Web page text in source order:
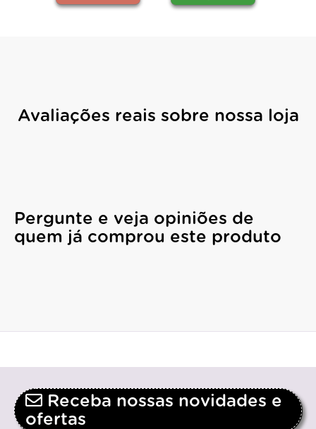
Avaliações reais sobre nossa loja
Pergunte e veja opiniões de
quem já comprou este produto
Receba nossas novidades e
ofertas